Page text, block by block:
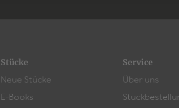
Stücke
Neue Stücke
E-Books
Service
Über uns